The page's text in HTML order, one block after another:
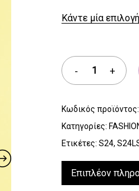
Κάντε μία επιλογή
Κωδικός
Κατηγορίες:
Ετικέτες:S24,
Επιπλέον